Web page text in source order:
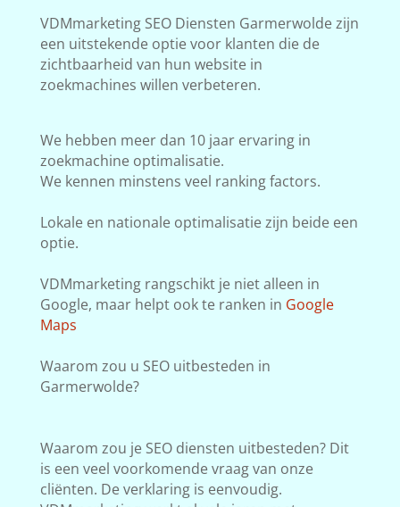
VDMmarketing SEO Diensten Garmerwolde zijn
een uitstekende optie voor klanten die de
zichtbaarheid van hun website in
zoekmachines willen verbeteren.
We hebben meer dan 10 jaar ervaring in
zoekmachine optimalisatie.
We kennen minstens veel ranking factors.
Lokale en nationale optimalisatie zijn beide een
optie.
VDMmarketing rangschikt je niet alleen in
Google, maar helpt ook te ranken in Google
Maps
Waarom zou u SEO uitbesteden in
Garmerwolde?
Waarom zou je SEO diensten uitbesteden? Dit
is een veel voorkomende vraag van onze
cliënten. De verklaring is eenvoudig.